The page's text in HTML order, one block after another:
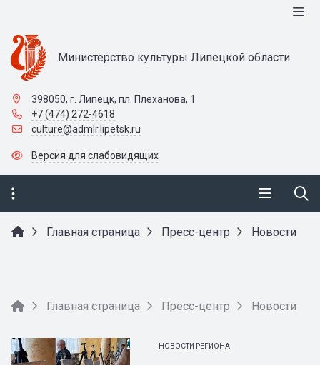
Министерство культуры Липецкой области
398050, г. Липецк, пл. Плеханова, 1
+7 (474) 272-4618
culture@admlr.lipetsk.ru
Версия для слабовидящих
Главная страница Пресс-центр Новости
Главная страница Пресс-центр Новости
НОВОСТИ РЕГИОНА